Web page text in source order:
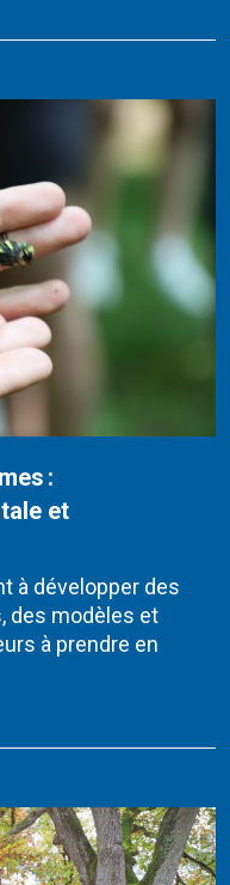
:
et
à développer des
des modèles et
à prendre en